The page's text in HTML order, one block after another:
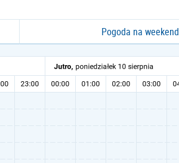
Pogoda na weekend